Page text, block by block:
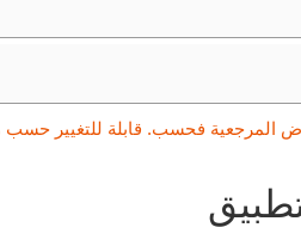
المرجعية فحسب. قابلة للتغيير